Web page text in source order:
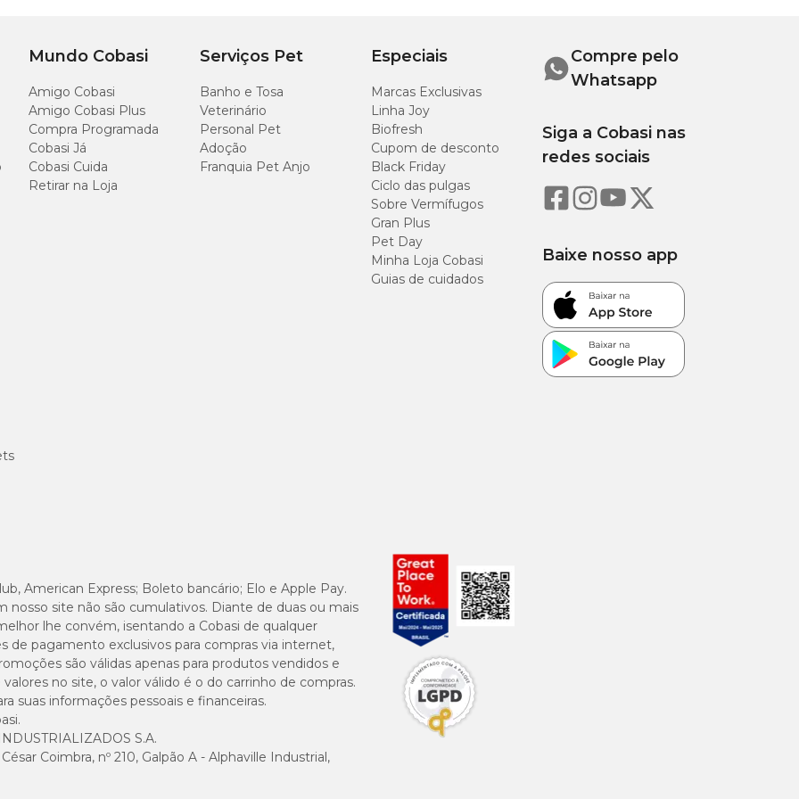
como usar oFrontline Topspot cães:
do pescoço, até aparecer a pele;
pontos, para evitar que o produto escorra;
48 horas antes e após a aplicação.
a bula Frontline TopSpot
. Lembre-se de buscar a orientação de um médico-veterinário
ou tratamento de infestações parasitárias é contraindicado nas seguintes situações:
do pet por um curto período.
10 e 20kg
de 20 a 40kg
.
, guarde o medicamento em sua embalagem original em local seco, arejado e protegido do
estimação.
uma das farmacêuticas mais tradicionais do mundo. Com uma ampla variedade de produtos
Mundo Cobasi
Amigo Cobasi
Amigo Cobasi Plus
Compra Programada
Cobasi Já
Cobasi Cuida
Retirar na Loja
Serviços Pet
Banho e Tosa
Veterinário
Personal Pet
Adoção
Franquia Pet Anjo
Especiais
Marcas Exclusivas
Linha Joy
Biofresh
Cupom de desconto
Black Friday
Ciclo das pulgas
Sobre Vermífugos
Gran Plus
Pet Day
Minha Loja Cobasi
Guias de cuidados
Compre pelo
Whatsapp
Siga a Cobasi nas
redes sociais
Baixe nosso app
American Express; Boleto bancário; Elo e Apple Pay.
nosso site não são cumulativos. Diante de duas ou mais
lhe convém, isentando a Cobasi de qualquer
de pagamento exclusivos para compras via internet,
são válidas apenas para produtos vendidos e
no site, o valor válido é o do carrinho de compras.
suas informações pessoais e financeiras.
S.A.
Coimbra, nº 210, Galpão A - Alphaville Industrial,